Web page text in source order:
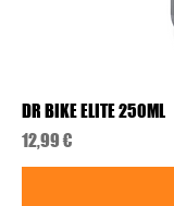
DR BIKE ELITE 250ML
Prezzo
12,99 €